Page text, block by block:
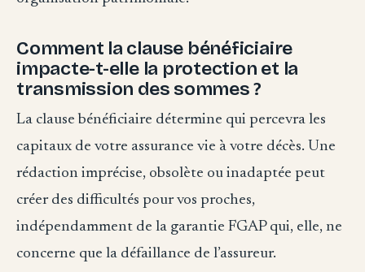
Comment la clause bénéficiaire
impacte-t-elle la protection et la
transmission des sommes ?
La clause bénéficiaire détermine qui percevra les
capitaux de votre assurance vie à votre décès. Une
rédaction imprécise, obsolète ou inadaptée peut
créer des difficultés pour vos proches,
indépendamment de la garantie FGAP qui, elle, ne
concerne que la défaillance de l’assureur.